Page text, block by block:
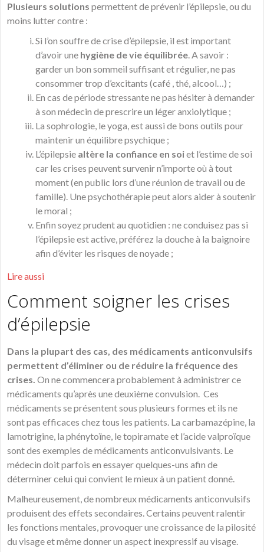
Plusieurs solutions permettent de prévenir l’épilepsie, ou du
moins lutter contre :
Si l’on souffre de crise d’épilepsie, il est important
d’avoir une hygiène de vie équilibrée. A savoir :
garder un bon sommeil suffisant et régulier, ne pas
consommer trop d’excitants (café , thé, alcool…) ;
En cas de période stressante ne pas hésiter à demander
à son médecin de prescrire un léger anxiolytique ;
La sophrologie, le yoga, est aussi de bons outils pour
maintenir un équilibre psychique ;
L’épilepsie altère la confiance en soiet l’estime de soi
car les crises peuvent survenir n’importe où à tout
moment (en public lors d’une réunion de travail ou de
famille). Une psychothérapie peut alors aider à soutenir
le moral ;
Enfin soyez prudent au quotidien : ne conduisez pas si
l’épilepsie est active, préférez la douche à la baignoire
afin d’éviter les risques de noyade ;
Lire aussi
Comment soigner les crises
d’épilepsie
Dans la plupart des cas, des médicaments anticonvulsifs
permettent d’éliminer ou de réduire la fréquence des
crises. On ne commencera probablement à administrer ce
médicaments qu’après une deuxième convulsion. Ces
médicaments se présentent sous plusieurs formes et ils ne
sont pas efficaces chez tous les patients. La carbamazépine, la
lamotrigine, la phénytoïne, le topiramate et l’acide valproïque
sont des exemples de médicaments anticonvulsivants. Le
médecin doit parfois en essayer quelques-uns afin de
déterminer celui qui convient le mieux à un patient donné.
Malheureusement, de nombreux médicaments anticonvulsifs
produisent des effets secondaires. Certains peuvent ralentir
les fonctions mentales, provoquer une croissance de la pilosité
du visage et même donner un aspect inexpressif au visage.